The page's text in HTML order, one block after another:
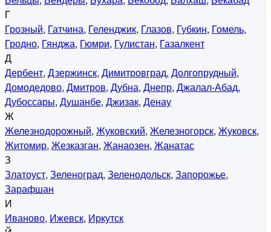
Г
Грозный, Гатчина, Геленджик, Глазов, Губкин, Гомель,
Гродно, Гянджа, Гюмри, Гулистан, Газалкент
Д
Дербент, Дзержинск, Димитровград, Долгопрудный,
Домодедово, Дмитров, Дубна, Днепр, Джалал-Абад,
Дубоссары, Душанбе, Джизак, Денау
Ж
Железнодорожный, Жуковский, Железногорск, Жуковск,
Житомир, Жезказган, Жанаозен, Жанатас
З
Златоуст, Зеленоград, Зеленодольск, Запорожье,
Зарафшан
И
Иваново, Ижевск, Иркутск